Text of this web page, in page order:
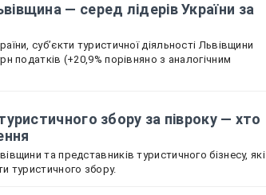
— серед лідерів України за
суб’єкти туристичної діяльності Львівщини
податків (+20,9% порівняно з аналогічним
збору за півроку — хто
та представників туристичного бізнесу, які
туристичного збору.